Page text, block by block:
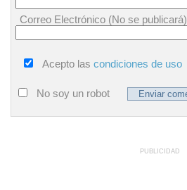
Correo Electrónico (No se publicará)
Acepto las condiciones de uso
No soy un robot
PUBLICIDAD